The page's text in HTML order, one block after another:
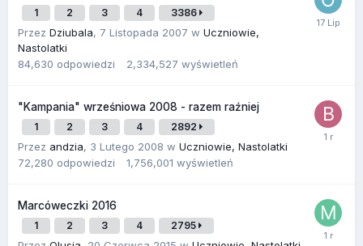
1 2 3 4 3386
Przez Dziubala, 7 Listopada 2007 w Uczniowie,
Nastolatki
84,630 odpowiedzi 2,334,527 wyświetleń
"Kampania" wrześniowa 2008 - razem raźniej
1 2 3 4 2892
Przez andzia, 3 Lutego 2008 w Uczniowie, Nastolatki
72,280 odpowiedzi 1,756,001 wyświetleń
Marcóweczki 2016
1 2 3 4 2795